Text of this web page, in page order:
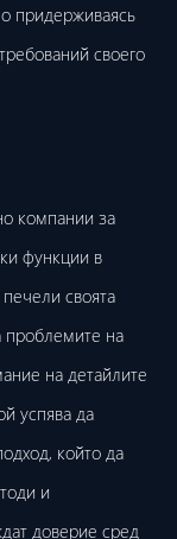
придерживаясь
своего
компании за
функции в
своята
проблемите на
на детайлите
успява да
който да
и
доверие сред